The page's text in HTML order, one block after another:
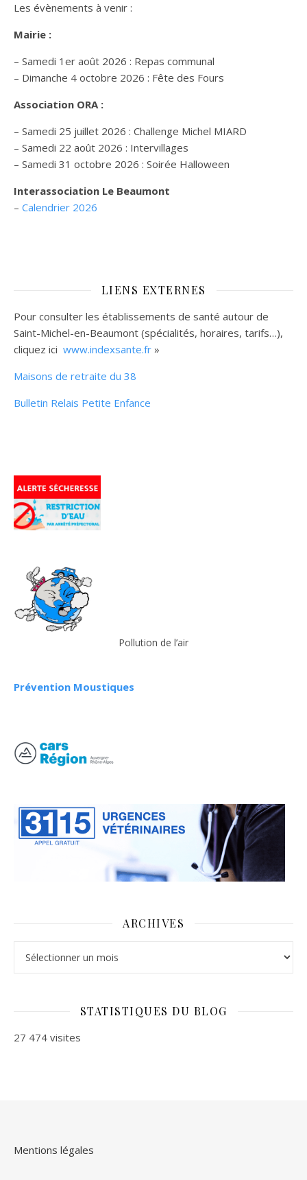
Les évènements à venir :
Mairie :
– Samedi 1er août 2026 : Repas communal
– Dimanche 4 octobre 2026 : Fête des Fours
Association ORA :
– Samedi 25 juillet 2026 : Challenge Michel MIARD
– Samedi 22 août 2026 : Intervillages
– Samedi 31 octobre 2026 : Soirée Halloween
Interassociation Le Beaumont
– Calendrier 2026
LIENS EXTERNES
Pour consulter les établissements de santé autour de
Saint-Michel-en-Beaumont (spécialités, horaires, tarifs…),
cliquez ici www.indexsante.fr »
Maisons de retraite du 38
Bulletin Relais Petite Enfance
Pollution de l’air
Prévention Moustiques
ARCHIVES
STATISTIQUES DU BLOG
27 474 visites
Mentions légales